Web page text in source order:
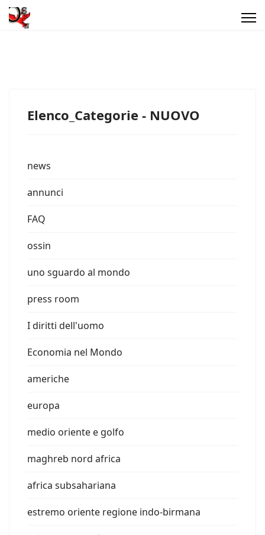
Elenco_Categorie - NUOVO
news
annunci
FAQ
ossin
uno sguardo al mondo
press room
I diritti dell'uomo
Economia nel Mondo
americhe
europa
medio oriente e golfo
maghreb nord africa
africa subsahariana
estremo oriente regione indo-birmana